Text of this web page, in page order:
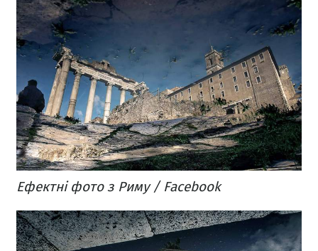
Ефектні фото з Риму / Facebook